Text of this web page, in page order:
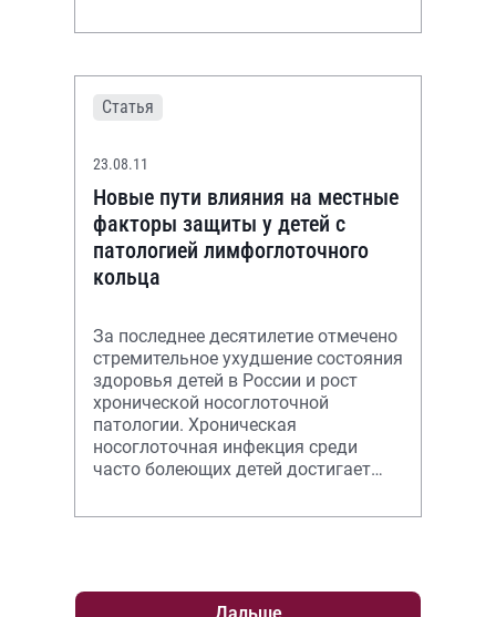
осложнений
Статья
23.08.11
Новые пути влияния на местные
факторы защиты у детей с
патологией лимфоглоточного
кольца
За последнее десятилетие отмечено
стремительное ухудшение состояния
здоровья детей в России и рост
хронической носоглоточной
патологии. Хроническая
носоглоточная инфекция среди
часто болеющих детей достигает